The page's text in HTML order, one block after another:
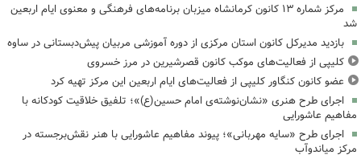
مرکز شماره ۱۳ کانون کرمانشاه میزبان برنامه‌های فرهنگی و معنوی ایام اربعین
شد
بازدید مدیرکل کانون استان مرکزی از دوره آموزشی مربیان پیش‌دبستانی در ساوه
کلیپی از فعالیت‌های موکب کانون قصرشیرین در مرز خسروی
عضو کانون کنگاور کلیپی از فعالیت‌های ایام اربعین این مرکز تهیه کرد
اجرای طرح هنری «نشان‌نوشته‌ی امام حسین(ع)»؛ تلفیق خلاقیت کودکانه با
مفاهیم عاشورایی
اجرای طرح «سایه مهربانی»؛ پیوند مفاهیم عاشورایی با هنر نقش‌برجسته در
مرکز میاندوآب